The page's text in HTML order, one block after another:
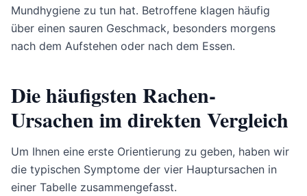
Mundhygiene zu tun hat. Betroffene klagen häufig
über einen sauren Geschmack, besonders morgens
nach dem Aufstehen oder nach dem Essen.
Die häufigsten Rachen-
Ursachen im direkten Vergleich
Um Ihnen eine erste Orientierung zu geben, haben wir
die typischen Symptome der vier Hauptursachen in
einer Tabelle zusammengefasst.